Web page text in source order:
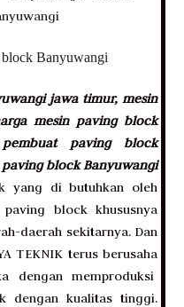
Banyuwangi
jawa timur, mesin
mesin paving block
paving block
block Banyuwangi
yang di butuhkan oleh
block khususnya
daerah sekitarnya. Dan
TEKNIK terus berusaha
dengan memproduksi
dengan kualitas tinggi.